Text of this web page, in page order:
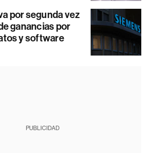
por segunda vez
ganancias por
y software
PUBLICIDAD